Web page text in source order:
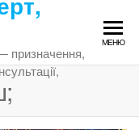
призначення,
МЕНЮ